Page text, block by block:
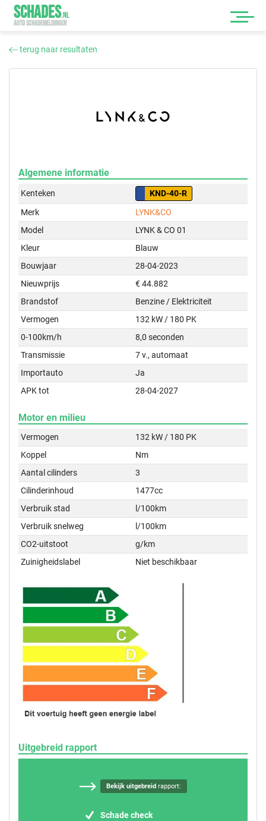
SCHADES.NL
AUTO SCHADEMELDINGEN
terug naar resultaten
Algemene informatie
Kenteken
KND-40-R
Merk
LYNK&CO
Model
LYNK & CO 01
Kleur
Blauw
Bouwjaar
28-04-2023
Nieuwprijs
€ 44.882
Brandstof
Benzine / Elektriciteit
Vermogen
132 kW / 180 PK
0-100km/h
8,0 seconden
Transmissie
7 v., automaat
Importauto
Ja
APK tot
28-04-2027
Motor en milieu
Vermogen
132 kW / 180 PK
Koppel
Nm
Aantal cilinders
3
Cilinderinhoud
1477cc
Verbruik stad
l/100km
Verbruik snelweg
l/100km
CO2-uitstoot
g/km
Zuinigheidslabel
Niet beschikbaar
Uitgebreid rapport
Bekijk uitgebreidrapport:
Schade check